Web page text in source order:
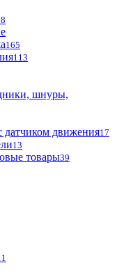
165
113
шнуры,
датчиком движения17
13
товары39